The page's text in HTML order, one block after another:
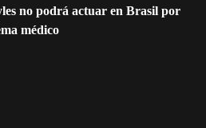
no podrá actuar en Brasil por
médico